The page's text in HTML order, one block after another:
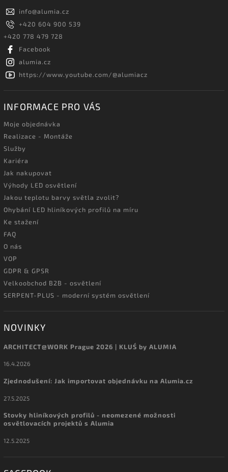
info@alumia.cz
+420 604 900 539
+420 778 479 728
Facebook
alumia.cz
https://www.youtube.com/@alumiacz
INFORMACE PRO VÁS
Moje objednávka
Realizace - Montáže
Služby
Kariéra
Jak nakupovat
Výhody LED osvětlení
Jakou teplotu barvy světla zvolit?
Ohybání LED hliníkových profilů na míru
Ke stažení
FAQ
O nás
VOP
GDPR & GPSR
Velkoobchod B2B - osvětlení
SERPENT-PLUS - moderní systém osvětlení
NOVINKY
ARCHITECT@WORK Prague 2026 | KLUŚ by ALUMIA
16.4.2026
Zjednodušení: Jak importovat objednávku na Alumia.cz
27.5.2025
Stovky hliníkových profilů - neomezené možnosti
osvětlovacích projektů s Alumia
12.5.2025